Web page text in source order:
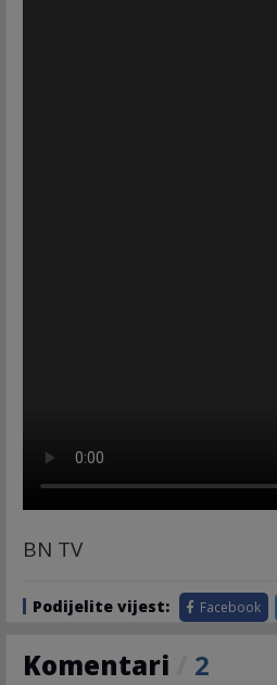
BN TV
Podijelite vijest: Facebook
Komentari 2